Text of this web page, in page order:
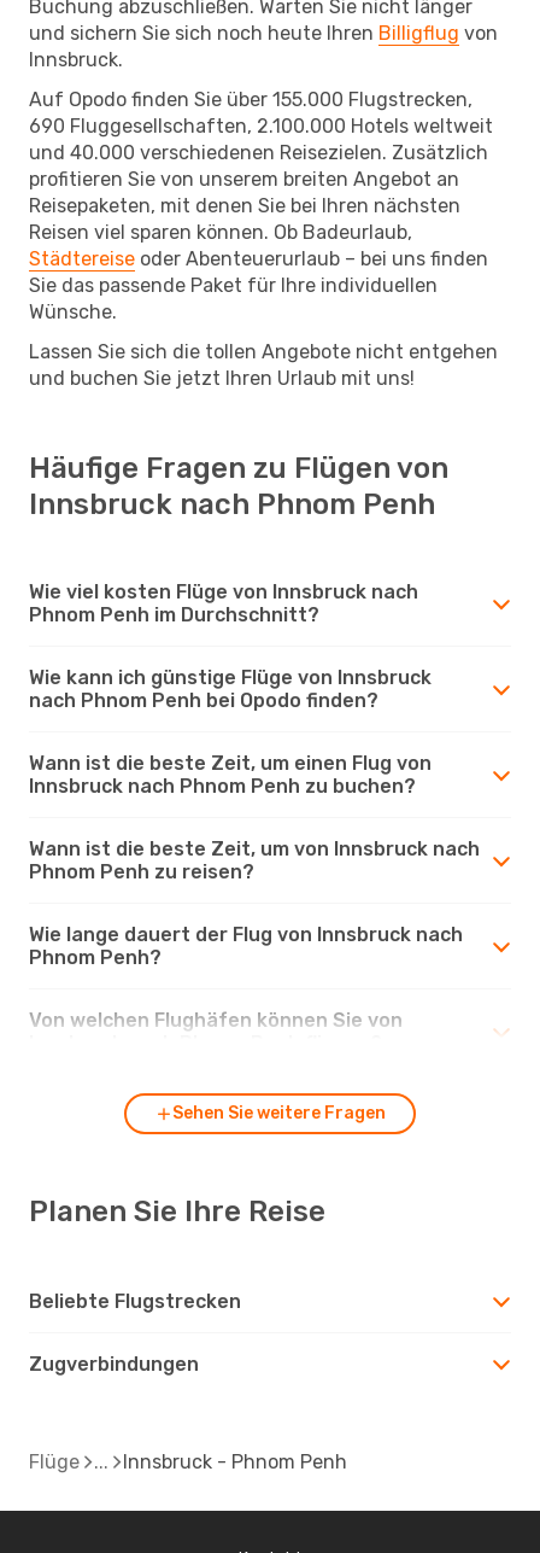
Buchung abzuschließen. Warten Sie nicht länger
und sichern Sie sich noch heute Ihren Billigflug von
Innsbruck.
Auf Opodo finden Sie über 155.000 Flugstrecken,
690 Fluggesellschaften, 2.100.000 Hotels weltweit
und 40.000 verschiedenen Reisezielen. Zusätzlich
profitieren Sie von unserem breiten Angebot an
Reisepaketen, mit denen Sie bei Ihren nächsten
Reisen viel sparen können. Ob Badeurlaub,
Städtereise oder Abenteuerurlaub – bei uns finden
Sie das passende Paket für Ihre individuellen
Wünsche.
Lassen Sie sich die tollen Angebote nicht entgehen
und buchen Sie jetzt Ihren Urlaub mit uns!
Häufige Fragen zu Flügen von
Innsbruck nach Phnom Penh
Wie viel kosten Flüge von Innsbruck nach
Phnom Penh im Durchschnitt?
Wie kann ich günstige Flüge von Innsbruck
nach Phnom Penh bei Opodo finden?
Wann ist die beste Zeit, um einen Flug von
Innsbruck nach Phnom Penh zu buchen?
Wann ist die beste Zeit, um von Innsbruck nach
Phnom Penh zu reisen?
Wie lange dauert der Flug von Innsbruck nach
Phnom Penh?
Von welchen Flughäfen können Sie von
Sehen Sie weitere Fragen
Planen Sie Ihre Reise
Beliebte Flugstrecken
Zugverbindungen
Flüge Innsbruck - Phnom Penh